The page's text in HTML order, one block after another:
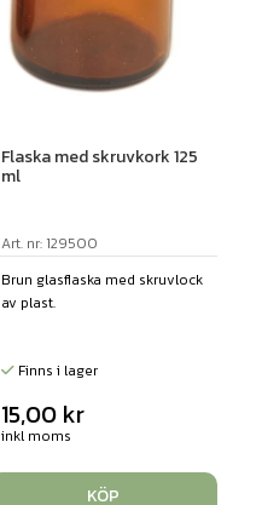
Flaska med skruvkork 125
ml
Art. nr: 129500
Brun glasflaska med skruvlock
av plast.
Finns i lager
15,00 kr
inkl moms
KÖP